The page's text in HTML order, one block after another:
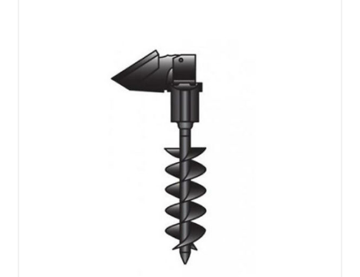
SÉLECTIONNEZ LES DATES
VOIR LE PRODUIT